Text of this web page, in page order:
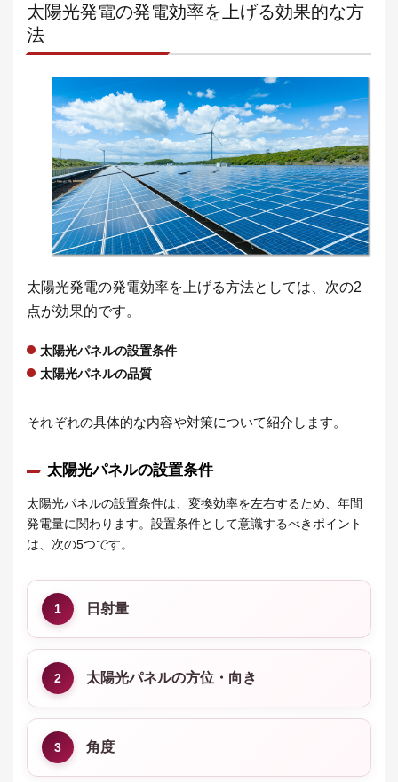
太陽光発電の発電効率を上げる効果的な方
法
太陽光発電の発電効率を上げる方法としては、次の2
点が効果的です。
太陽光パネルの設置条件
太陽光パネルの品質
それぞれの具体的な内容や対策について紹介します。
太陽光パネルの設置条件
太陽光パネルの設置条件は、変換効率を左右するため、年間
発電量に関わります。設置条件として意識するべきポイント
は、次の5つです。
1 日射量
2 太陽光パネルの方位・向き
3 角度